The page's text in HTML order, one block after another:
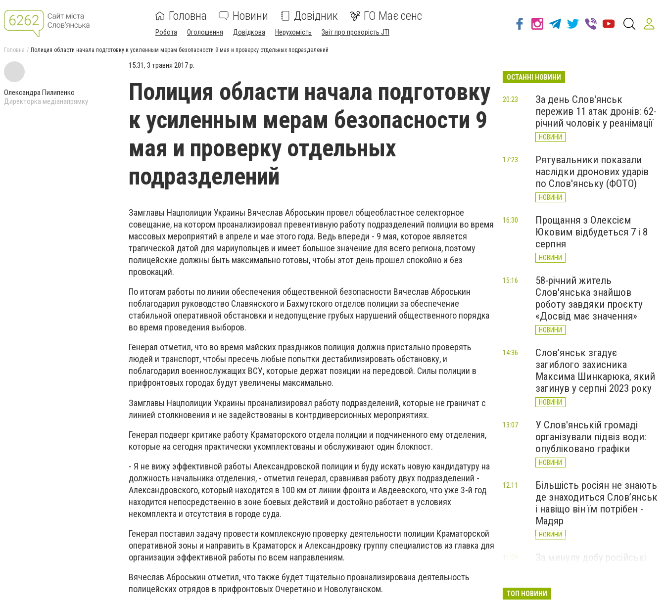
Головна Новини Довідник ГО Має сенс
Робота Оголошення Довідкова Нерухомість Звіт про прозорість JTI
Головна Полиция области начала подготовку к усиленным мерам безопасности 9 мая и проверку отдельных подразделений
Олександра Пилипенко
Директорка медіанапрямку
15:31, 3 травня 2017 р.
Полиция области начала подготовку
к усиленным мерам безопасности 9
мая и проверку отдельных
подразделений
Замглавы Нацполиции Украины Вячеслав Аброськин провел общеобластное селекторное
совещание, на котором проанализировал превентивную работу подразделений полиции во время
массовых мероприятий в апреле и мае этого года. Ведь впереди - 9 мая, которое является
трагической датой для мариупольцев и имеет большое значение для всего региона, поэтому
полицейские должны быть максимально готовы, чтобы этот день прошел спокойно и без
провокаций.
По итогам работы по линии обеспечения общественной безопасности Вячеслав Аброськин
поблагодарил руководство Славянского и Бахмутского отделов полиции за обеспечение
стабильной оперативной обстановки и недопущение грубых нарушений общественного порядка
во время проведения выборов.
Генерал отметил, что во время майских праздников полиция должна пристально проверять
людей и транспорт, чтобы пресечь любые попытки дестабилизировать обстановку, и
поблагодарил военнослужащих ВСУ, которые держат позиции на передовой. Силы полиции в
прифронтовых городах будут увеличены максимально.
Замглавы Нацполиции Украины проанализировал работу подразделений, которые не граничат с
линией столкновения и не задействованы в контрдиверсионных мероприятиях.
Генерал подверг критике работу Краматорского отдела полиции и подчиненного ему отделения,
которые на сегодня практически укомплектованы и обслуживают один блокпост.
- Я не вижу эффективной работы Александровской полиции и буду искать новую кандидатуру на
должность начальника отделения, - отметил генерал, сравнивая работу двух подразделений -
Александровского, который находится в 100 км от линии фронта и Авдеевского, что уже 3-й год
находится непосредственно в зоне боевых действий и достойно работает в условиях
некомплекта и отсутствия в городе суда.
Генерал поставил задачу провести комплексную проверку деятельности полиции Краматорской
оперативной зоны и направить в Краматорск и Александровку группу специалистов из главка для
организации эффективной работы по всем направлениям.
Вячеслав Аброськин отметил, что также будет тщательно проанализирована деятельность
полицейских отрядов в прифронтовых Очеретино и Новолуганском.
ОСТАННІ НОВИНИ
За день Слов'янськ
пережив 11 атак дронів: 62-
річний чоловік у реанімації
НОВИНИ
20:23
Рятувальники показали
наслідки дронових ударів
по Слов'янську (ФОТО)
НОВИНИ
17:23
Прощання з Олексієм
Юковим відбудеться 7 і 8
серпня
НОВИНИ
16:30
58-річний житель
Слов'янська знайшов
роботу завдяки проєкту
«Досвід має значення»
НОВИНИ
15:16
Слов’янськ згадує
загиблого захисника
Максима Шинкарюка, який
загинув у серпні 2023 року
НОВИНИ
14:36
У Слов'янській громаді
організували підвіз води:
опубліковано графіки
НОВИНИ
13:07
Більшість росіян не знають
де знаходиться Слов’янськ
і навіщо він їм потрібен -
Мадяр
НОВИНИ
12:11
За минулу добу російські
великої війни: 6 серпня
11:09
ТОП НОВИНИ